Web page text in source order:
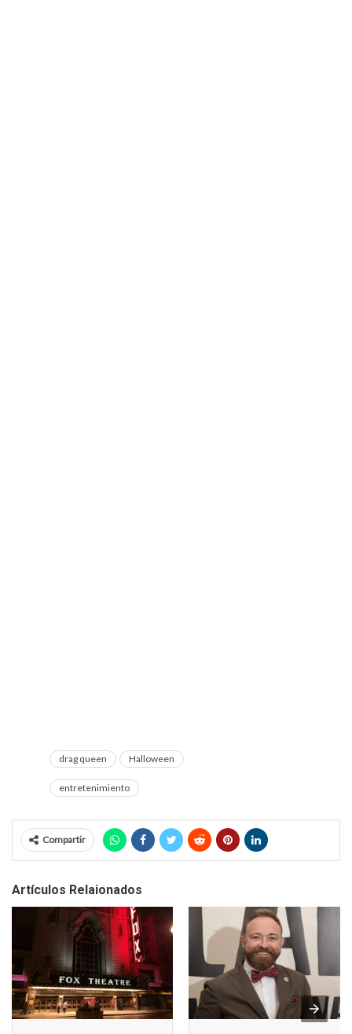
drag queen Halloween
entretenimiento
Compartir
Artículos Relaionados